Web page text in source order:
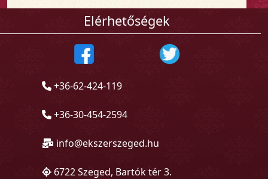
Elérhetőségek
+36-62-424-119
+36-30-454-2594
info@ekszerszeged.hu
6722 Szeged, Bartók tér 3.